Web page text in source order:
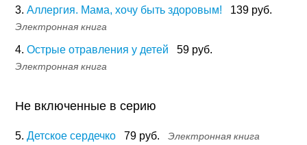
3. Аллергия. Мама, хочу быть здоровым! 139 руб.
Электронная книга
4. Острые отравления у детей 59 руб.
Электронная книга
Не включенные в серию
5. Детское сердечко 79 руб. Электронная книга